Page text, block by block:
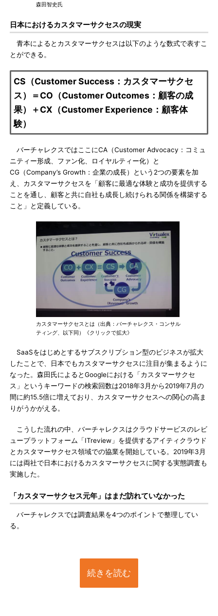
森田智史氏
日本におけるカスタマーサクセスの現実
青本によるとカスタマーサクセスは以下のような数式で表すこ
とができる。
CS（Customer Success：カスタマーサクセ
ス）＝CO（Customer Outcomes：顧客の成
果）＋CX（Customer Experience：顧客体
験）
バーチャレクスではここにCA（Customer Advocacy：コミュ
ニティー形成、ファン化、ロイヤルティー化）と
CG（Company’s Growth：企業の成長）という2つの要素を加
え、カスタマーサクセスを「顧客に最適な体験と成功を提供する
ことを通し、顧客と共に自社も成長し続けられる関係を構築する
こと」と定義している。
カスタマーサクセスとは（出典：バーチャレクス・コンサル
ティング、以下同）《クリックで拡大》
SaaSをはじめとするサブスクリプション型のビジネスが拡大
したことで、日本でもカスタマーサクセスに注目が集まるように
なった。森田氏によるとGoogleにおける「カスタマーサクセ
ス」というキーワードの検索回数は2018年3月から2019年7月の
間に約15.5倍に増えており、カスタマーサクセスへの関心の高ま
りがうかがえる。
こうした流れの中、バーチャレクスはクラウドサービスのレビ
ュープラットフォーム「ITreview」を提供するアイティクラウド
とカスタマーサクセス領域での協業を開始している。2019年3月
には両社で日本におけるカスタマーサクセスに関する実態調査も
実施した。
「カスタマーサクセス元年」はまだ訪れていなかった
バーチャレクスでは調査結果を4つのポイントで整理してい
る。
続きを読む